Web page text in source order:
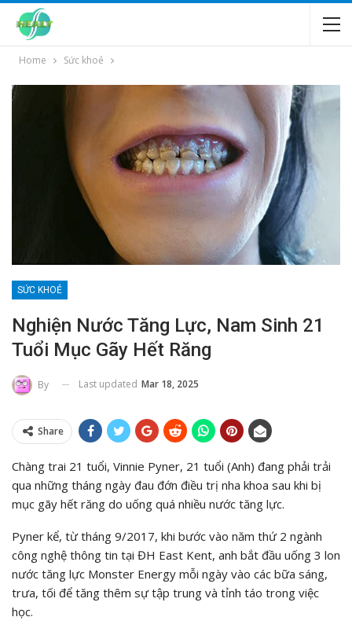
Home Sức khoẻ
SỨC KHOẺ
Nghiện Nước Tăng Lực, Nam Sinh 21
Tuổi Mục Gãy Hết Răng
By Last updated Mar 18, 2025
Share
Chàng trai 21 tuổi, Vinnie Pyner, 21 tuổi (Anh) đang phải trải
qua những tháng ngày đau đớn điều trị nha khoa sau khi bị
mục gãy hết răng do uống quá nhiều nước tăng lực.
Pyner kể, từ tháng 9/2017, khi bước vào năm thứ 2 ngành
công nghệ thông tin tại ĐH East Kent, anh bắt đầu uống 3 lon
nước tăng lực Monster Energy mỗi ngày vào các bữa sáng,
trưa, tối để tăng thêm sự tập trung và tỉnh táo trong việc
học.